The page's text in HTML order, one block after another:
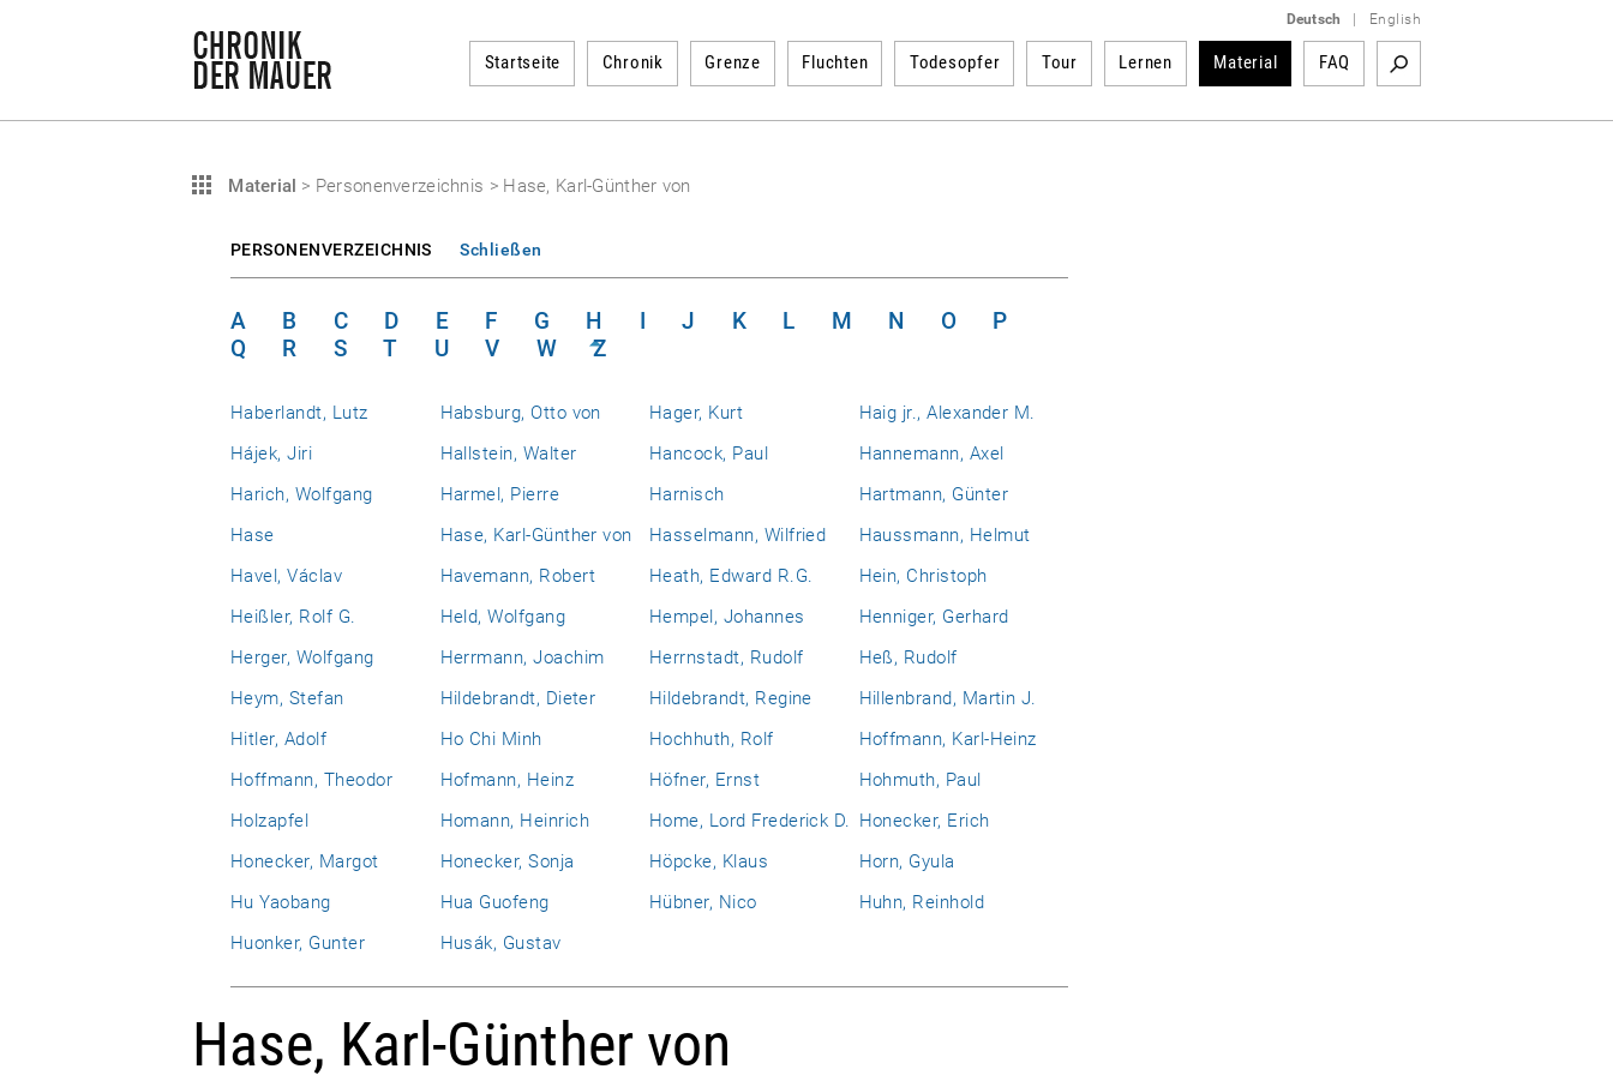
Deutsch English
Startseite Chronik Grenze Fluchten Todesopfer Tour Lernen Material FAQ
Material > Personenverzeichnis > Hase, Karl-Günther von
PERSONENVERZEICHNIS Schließen
A B C D E F G H I J K L M N O
P
Q
R S T U V W Z
Haberlandt, Lutz Habsburg, Otto von Hager, Kurt
Haig jr., Alexander M.
Hájek, Jiri
Hallstein, Walter Hancock, Paul
Hannemann, Axel
Harich, Wolfgang
Harmel, Pierre Harnisch
Hartmann, Günter
Hase
Hase, Karl-Günther von Hasselmann, Wilfried
Haussmann, Helmut
Havel, Václav
Havemann, Robert Heath, Edward R.G.
Hein, Christoph
Heißler, Rolf G.
Held, Wolfgang Hempel, Johannes
Henniger, Gerhard
Herger, Wolfgang
Herrmann, Joachim Herrnstadt, Rudolf
Heß, Rudolf
Heym, Stefan
Hildebrandt, Dieter Hildebrandt, Regine
Hillenbrand, Martin J.
Hitler, Adolf
Ho Chi Minh Hochhuth, Rolf
Hoffmann, Karl-Heinz
Hoffmann, Theodor
Hofmann, Heinz Höfner, Ernst
Hohmuth, Paul
Holzapfel
Homann, Heinrich Home, Lord Frederick D. Honecker, Erich
Honecker, Margot
Honecker, Sonja Höpcke, Klaus
Horn, Gyula
Hu Yaobang
Hua Guofeng Hübner, Nico
Huhn, Reinhold
Huonker, Gunter
Husák, Gustav
Hase, Karl-Günther von